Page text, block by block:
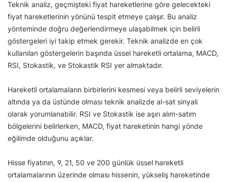
Teknik analiz, geçmişteki fiyat hareketlerine göre gelecekteki
fiyat hareketlerinin yönünü tespit etmeye çalışır. Bu analiz
yönteminde doğru değerlendirmeye ulaşabilmek için belirli
göstergeleri iyi takip etmek gerekir. Teknik analizde en çok
kullanılan göstergelerin başında üssel hareketli ortalama, MACD,
RSI, Stokastik, ve Stokastik RSI yer almaktadır.
Hareketli ortalamaların birbirlerini kesmesi veya belirli seviyelerin
altında ya da üstünde olması teknik analizde al-sat sinyali
olarak yorumlanabilir. RSI ve Stokastik ise aşırı alım-satım
bölgelerini belirlerken, MACD, fiyat hareketinin hangi yönde
eğilimde olduğunu açıklar.
Hisse fiyatının, 9, 21, 50 ve 200 günlük üssel hareketli
ortalamalarının üzerinde olması hissenin, yükseliş hareketinde